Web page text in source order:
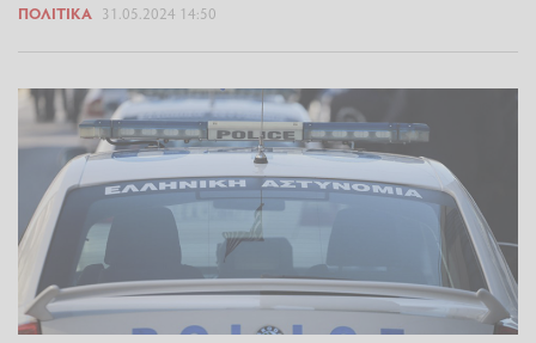
ΠΟΛΙΤΙΚΆ 31.05.2024 14:50